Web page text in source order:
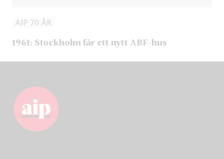
AIP 70 ÅR
1961: Stockholm får ett nytt ABF-hus